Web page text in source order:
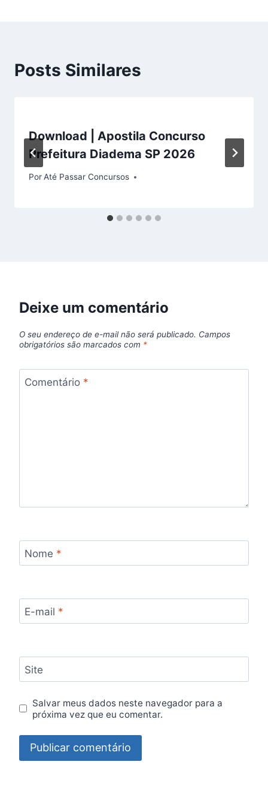
Posts Similares
Download | Apostila Concurso
Prefeitura Diadema SP 2026
PorAté Passar Concursos
Deixe um comentário
O seu endereço de e-mail não será publicado. Campos
obrigatórios são marcados com *
Comentário *
Nome *
E-mail *
Site
Salvar meus dados neste navegador para a
próxima vez que eu comentar.